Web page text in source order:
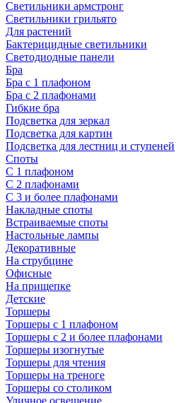
Светильники армстронг
Светильники грильято
Для растений
Бактерицидные светильники
Светодиодные панели
Бра
Бра с 1 плафоном
Бра с 2 плафонами
Гибкие бра
Подсветка для зеркал
Подсветка для картин
Подсветка для лестниц и ступеней
Споты
С 1 плафоном
С 2 плафонами
С 3 и более плафонами
Накладные споты
Встраиваемые споты
Настольные лампы
Декоративные
На струбцине
Офисные
На прищепке
Детские
Торшеры
Торшеры с 1 плафоном
Торшеры с 2 и более плафонами
Торшеры изогнутые
Торшеры для чтения
Торшеры на треноге
Торшеры со столиком
Уличное освещение